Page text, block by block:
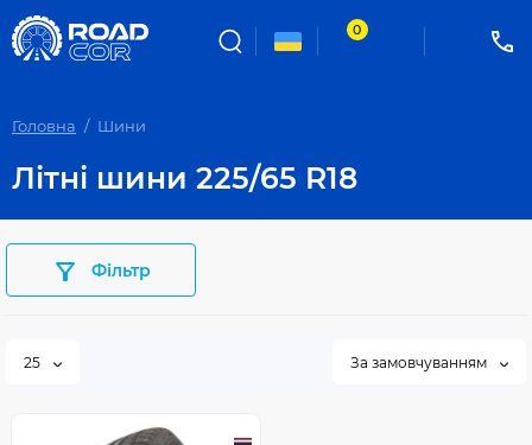
0
Головна Шини
Літні шини 225/65 R18
Фільтр
25 За замовчуванням